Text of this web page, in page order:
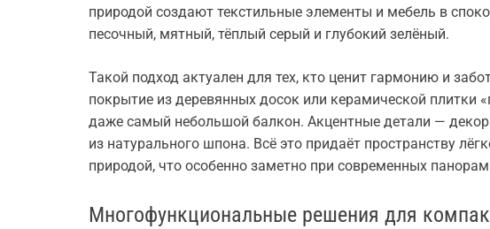
природой создают текстильные элементы и мебель в
песочный, мятный, тёплый серый и глубокий зелёный.
Такой подход актуален для тех, кто ценит гармонию и
покрытие из деревянных досок или керамической плитки
даже самый небольшой балкон. Акцентные детали —
из натурального шпона. Всё это придаёт пространству
природой, что особенно заметно при современных
Многофункциональные решения для